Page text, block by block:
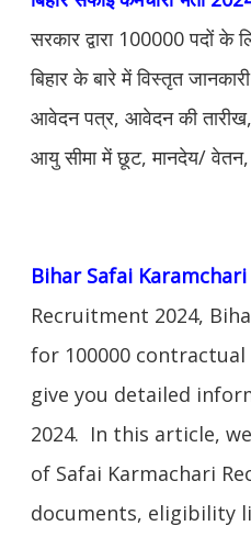
सरकार द्वारा 100000 पदों के
बिहार के बारे में विस्तृत
आवेदन पत्र, आवेदन की तारीख,
आयु सीमा में छूट, मानदेय/ वेतन,
Bihar Safai
Recruitment 2024,
for 100000
give you detailed
2024. In this article,
of Safai Karmachari
documents, eligibility